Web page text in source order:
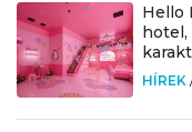
Hello
hotel,
HÍREK